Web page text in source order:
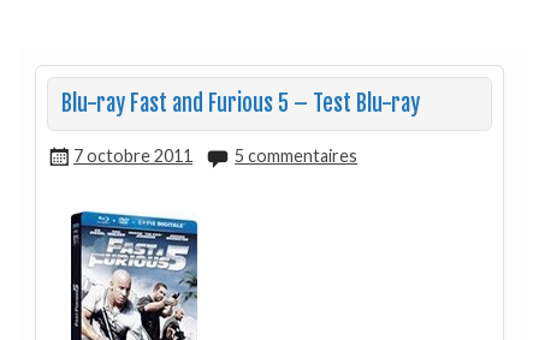
Blu-ray Fast and Furious 5 – Test Blu-ray
7 octobre 2011 5 commentaires